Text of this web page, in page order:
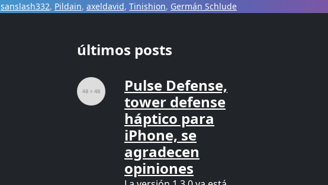
sanslash332, Pildain, axeldavid, Tinishion, Germán Schlude
últimos posts
Pulse Defense,
tower defense
háptico para
iPhone, se
agradecen
opiniones